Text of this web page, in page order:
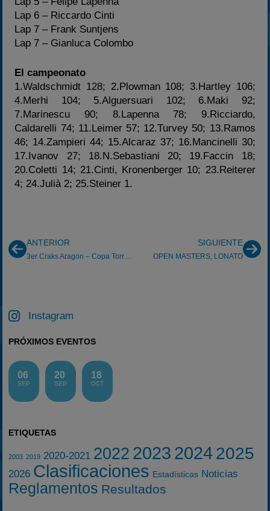
Lap 6 – Riccardo Cinti
Lap 7 – Frank Suntjens
Lap 7 – Gianluca Colombo
El campeonato
1.Waldschmidt 128; 2.Plowman 108; 3.Hartley 106;
4.Merhi 104; 5.Alguersuari 102; 6.Maki 92;
7.Marinescu 90; 8.Lapenna 78; 9.Ricciardo,
Caldarelli 74; 11.Leimer 57; 12.Turvey 50; 13.Ramos
46; 14.Zampieri 44; 15.Alcaraz 37; 16.Mancinelli 30;
17.Ivanov 27; 18.N.Sebastiani 20; 19.Faccin 18;
20.Coletti 14; 21.Cinti, Kronenberger 10; 23.Reiterer
4; 24.Julià 2; 25.Steiner 1.
ANTERIOR
3er Craks Aragon – Copa Torremocha I
SIGUIENTE
OPEN MASTERS, LONATO
Instagram
PRÓXIMOS EVENTOS
06
SEP
20
SEP
18
OCT
ETIQUETAS
2003 2019 2020-2021 2022 2023 20242025
2026 Clasificaciones Estadísticas Noticias
Reglamentos Resultados